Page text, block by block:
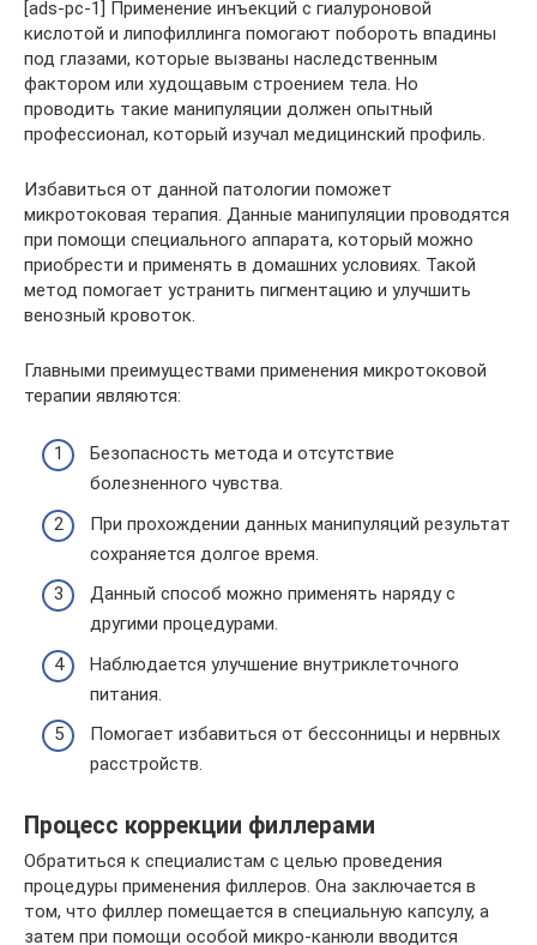
[ads-pc-1] Применение инъекций с гиалуроновой
кислотой и липофиллинга помогают побороть впадины
под глазами, которые вызваны наследственным
фактором или худощавым строением тела. Но
проводить такие манипуляции должен опытный
профессионал, который изучал медицинский профиль.
Избавиться от данной патологии поможет
микротоковая терапия. Данные манипуляции проводятся
при помощи специального аппарата, который можно
приобрести и применять в домашних условиях. Такой
метод помогает устранить пигментацию и улучшить
венозный кровоток.
Главными преимуществами применения микротоковой
терапии являются:
Безопасность метода и отсутствие
болезненного чувства.
При прохождении данных манипуляций результат
сохраняется долгое время.
Данный способ можно применять наряду с
другими процедурами.
Наблюдается улучшение внутриклеточного
питания.
Помогает избавиться от бессонницы и нервных
расстройств.
Процесс коррекции филлерами
Обратиться к специалистам с целью проведения
процедуры применения филлеров. Она заключается в
том, что филлер помещается в специальную капсулу, а
затем при помощи особой микро-канюли вводится